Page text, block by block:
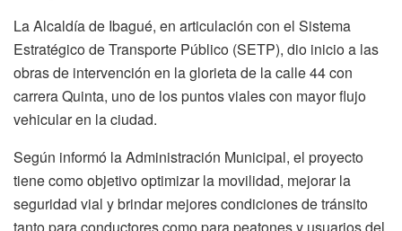
La Alcaldía de Ibagué, en articulación con el Sistema
Estratégico de Transporte Público (SETP), dio inicio a las
obras de intervención en la glorieta de la calle 44 con
carrera Quinta, uno de los puntos viales con mayor flujo
vehicular en la ciudad.
Según informó la Administración Municipal, el proyecto
tiene como objetivo optimizar la movilidad, mejorar la
seguridad vial y brindar mejores condiciones de tránsito
tanto para conductores como para peatones y usuarios del